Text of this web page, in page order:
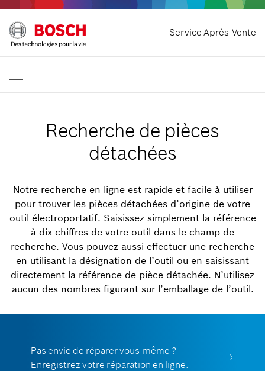
Service Après-Vente
Accueil
Bosch Professional
Nous contacter
Recherche de pièces
détachées
Notre recherche en ligne est rapide et facile à utiliser
pour trouver les pièces détachées d’origine de votre
outil électroportatif. Saisissez simplement la référence
à dix chiffres de votre outil dans le champ de
recherche. Vous pouvez aussi effectuer une recherche
en utilisant la désignation de l’outil ou en saisissant
directement la référence de pièce détachée. N’utilisez
aucun des nombres figurant sur l’emballage de l’outil.
Pas envie de réparer vous-même ?
Enregistrez votre réparation en ligne.